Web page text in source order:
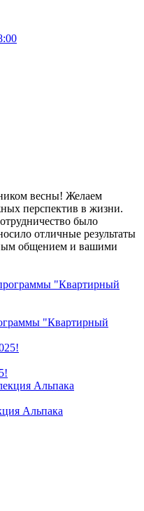
весны! Желаем
перспектив в жизни.
было
отличные результаты
общением и вашими
"Квартирный
Альпака